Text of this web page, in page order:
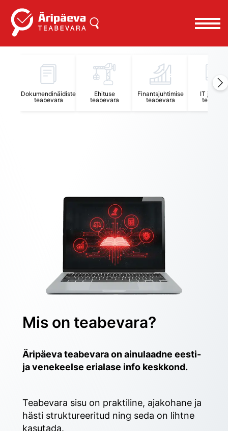
Dokumendinäidiste
teabevara
Ehituse
teabevara
Finantsjuhtimise
teabevara
IT
Mis on teabevara?
Äripäeva teabevara on ainulaadne eesti-
ja venekeelse erialase info keskkond.
Teabevara sisu on praktiline, ajakohane ja
hästi struktureeritud ning seda on lihtne
kasutada.